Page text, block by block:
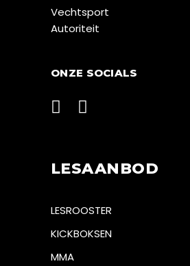
Vechtsport
Autoriteit
ONZE SOCIALS
LESAANBOD
LESROOSTER
KICKBOKSEN
MMA